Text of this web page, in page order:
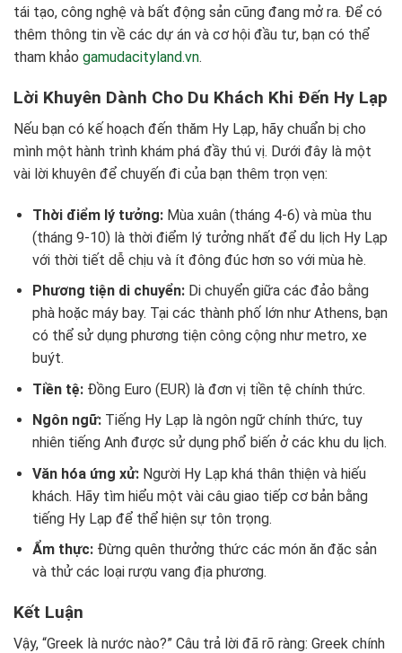
tái tạo, công nghệ và bất động sản cũng đang mở ra. Để có
thêm thông tin về các dự án và cơ hội đầu tư, bạn có thể
tham khảo gamudacityland.vn.
Lời Khuyên Dành Cho Du Khách Khi Đến Hy Lạp
Nếu bạn có kế hoạch đến thăm Hy Lạp, hãy chuẩn bị cho
mình một hành trình khám phá đầy thú vị. Dưới đây là một
vài lời khuyên để chuyến đi của bạn thêm trọn vẹn:
Thời điểm lý tưởng:Mùa xuân (tháng 4-6) và mùa thu
(tháng 9-10) là thời điểm lý tưởng nhất để du lịch Hy Lạp
với thời tiết dễ chịu và ít đông đúc hơn so với mùa hè.
Phương tiện di chuyển:Di chuyển giữa các đảo bằng
phà hoặc máy bay. Tại các thành phố lớn như Athens, bạn
có thể sử dụng phương tiện công cộng như metro, xe
buýt.
Tiền tệ:Đồng Euro (EUR) là đơn vị tiền tệ chính thức.
Ngôn ngữ:Tiếng Hy Lạp là ngôn ngữ chính thức, tuy
nhiên tiếng Anh được sử dụng phổ biến ở các khu du lịch.
Văn hóa ứng xử:Người Hy Lạp khá thân thiện và hiếu
khách. Hãy tìm hiểu một vài câu giao tiếp cơ bản bằng
tiếng Hy Lạp để thể hiện sự tôn trọng.
Ẩm thực:Đừng quên thưởng thức các món ăn đặc sản
và thử các loại rượu vang địa phương.
Kết Luận
Vậy, “Greek là nước nào?” Câu trả lời đã rõ ràng: Greek chính